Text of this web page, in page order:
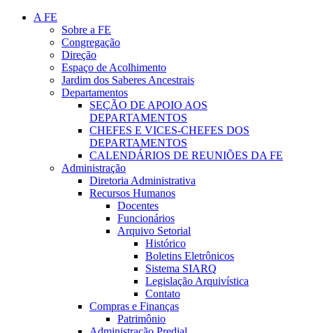
A FE
Sobre a FE
Congregação
Direção
Espaço de Acolhimento
Jardim dos Saberes Ancestrais
Departamentos
SEÇÃO DE APOIO AOS
DEPARTAMENTOS
CHEFES E VICES-CHEFES DOS
DEPARTAMENTOS
CALENDÁRIOS DE REUNIÕES DA FE
Administração
Diretoria Administrativa
Recursos Humanos
Docentes
Funcionários
Arquivo Setorial
Histórico
Boletins Eletrônicos
Sistema SIARQ
Legislação Arquivística
Contato
Compras e Finanças
Patrimônio